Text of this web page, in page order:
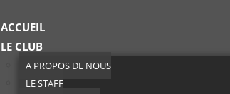
ACCUEIL
LE CLUB
A PROPOS DE NOUS
LE STAFF